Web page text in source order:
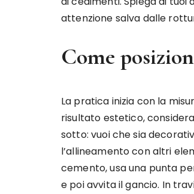
attenzione salva dalle
Come
La pratica inizia con la
risultato estetico,
sotto: vuoi che sia
l’allineamento con altri
cemento, usa una punta
e poi avvita il gancio. In